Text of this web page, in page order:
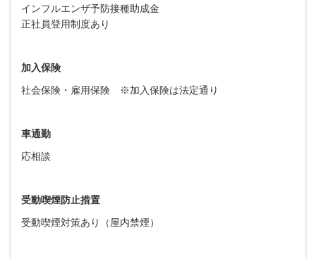
インフルエンザ予防接種助成金
正社員登用制度あり
加入保険
社会保険・雇用保険 ※加入保険は法定通り
車通勤
応相談
受動喫煙防止措置
受動喫煙対策あり（屋内禁煙）